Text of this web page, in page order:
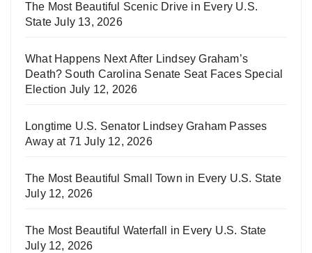
The Most Beautiful Scenic Drive in Every U.S.
State July 13, 2026
What Happens Next After Lindsey Graham’s
Death? South Carolina Senate Seat Faces Special
Election July 12, 2026
Longtime U.S. Senator Lindsey Graham Passes
Away at 71 July 12, 2026
The Most Beautiful Small Town in Every U.S. State
July 12, 2026
The Most Beautiful Waterfall in Every U.S. State
July 12, 2026